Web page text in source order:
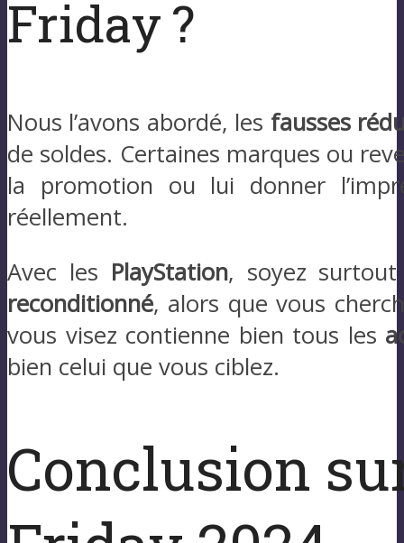
Friday ?
Nous l’avons abordé, les fausses
de soldes. Certaines marques ou
la promotion ou lui donner
réellement.
Avec les PlayStation, soyez
reconditionné, alors que vous
vous visez contienne bien tous les
bien celui que vous ciblez.
Conclusion